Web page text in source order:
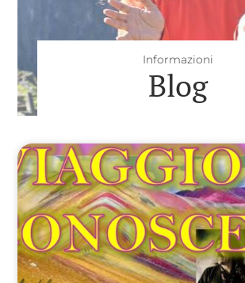
Informazioni
Blog